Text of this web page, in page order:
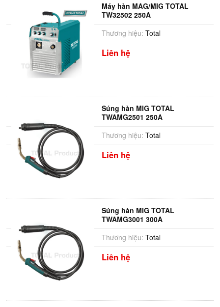
Máy hàn MAG/MIG TOTAL
TW32502 250A
Thương hiệu: Total
Liên hệ
Súng hàn MIG TOTAL
TWAMG2501 250A
Thương hiệu: Total
Liên hệ
Súng hàn MIG TOTAL
TWAMG3001 300A
Thương hiệu: Total
Liên hệ